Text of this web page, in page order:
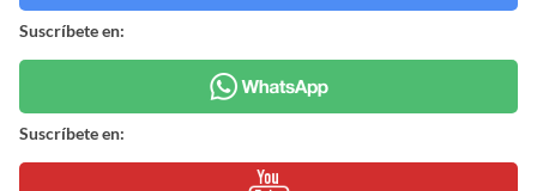
Suscríbete en:
Suscríbete en: